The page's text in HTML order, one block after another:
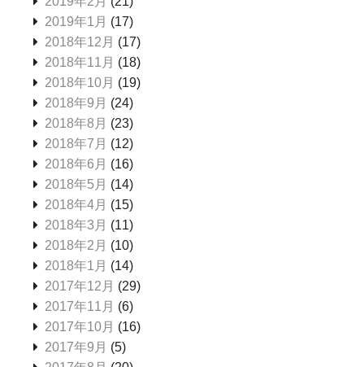
2019年1月 (17)
2018年12月 (17)
2018年11月 (18)
2018年10月 (19)
2018年9月 (24)
2018年8月 (23)
2018年7月 (12)
2018年6月 (16)
2018年5月 (14)
2018年4月 (15)
2018年3月 (11)
2018年2月 (10)
2018年1月 (14)
2017年12月 (29)
2017年11月 (6)
2017年10月 (16)
2017年9月 (5)